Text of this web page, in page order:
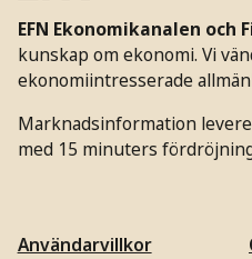
EFN Ekonomikanalen och
kunskap om ekonomi. Vi
ekonomiintresserade
Marknadsinformation
med 15 minuters
Användarvillkor